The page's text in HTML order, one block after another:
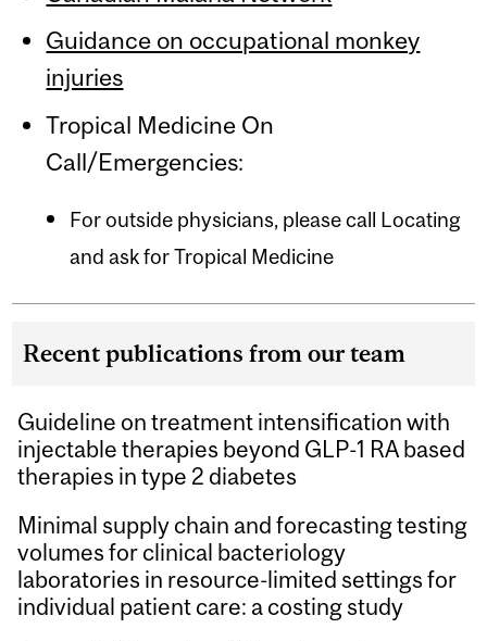
Guidance on occupational monkey
injuries
Tropical Medicine On
Call/Emergencies:
For outside physicians, please call Locating
and ask for Tropical Medicine
Recent publications from our team
Guideline on treatment intensification with
injectable therapies beyond GLP-1 RA based
therapies in type 2 diabetes
Minimal supply chain and forecasting testing
volumes for clinical bacteriology
laboratories in resource-limited settings for
individual patient care: a costing study